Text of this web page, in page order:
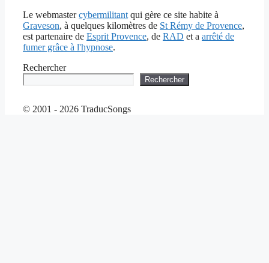
Le webmastercybermilitant qui gère ce site habite à
Graveson, à quelques kilomètres de St Rémy de Provence,
est partenaire de Esprit Provence, de RAD et a arrêté de
fumer grâce à l'hypnose.
Rechercher
Rechercher
© 2001 - 2026 TraducSongs